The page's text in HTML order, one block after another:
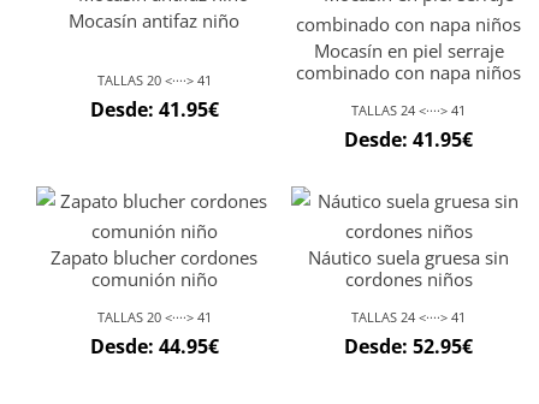
Mocasín antifaz niño
TALLAS 20 <····> 41
Desde: 41.95€
Mocasín en piel serraje
combinado con napa niños
TALLAS 24 <····> 41
Desde:41.95€
Zapato blucher cordones
comunión niño
TALLAS 20 <····> 41
Desde: 44.95€
Náutico suela gruesa sin
cordones niños
TALLAS 24 <····> 41
Desde:52.95€